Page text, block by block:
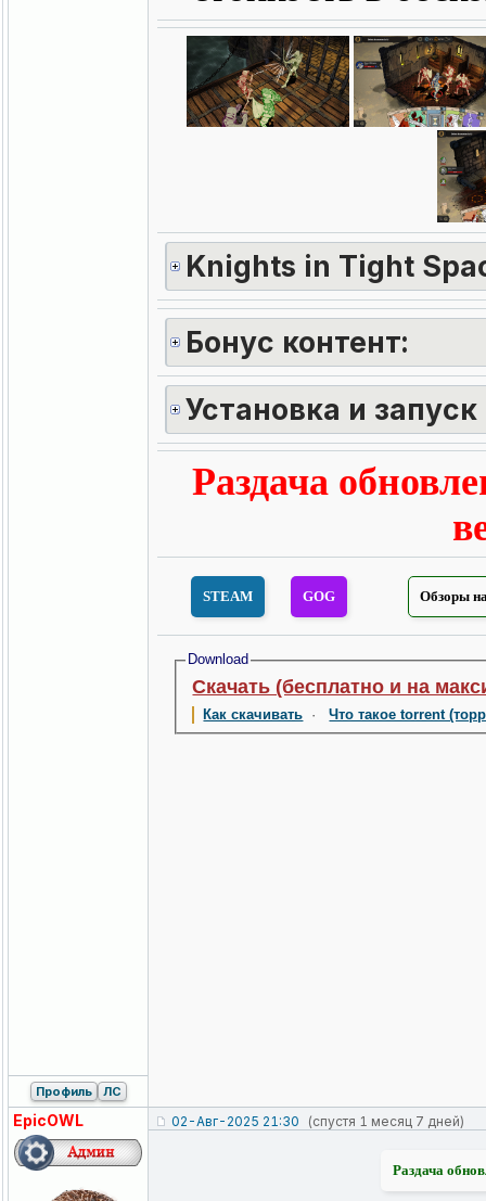
Knights in Tight
Бонус контент:
Установка и запуск
Раздача
STEAM GOG Обзоры
Download
Скачать (бесплатно и на
Как скачивать ·Что такое torrent
Профиль ЛС
EpicOWL 02-Авг-2025 21:30 (спустя 1 месяц 7 дней)
Раздача